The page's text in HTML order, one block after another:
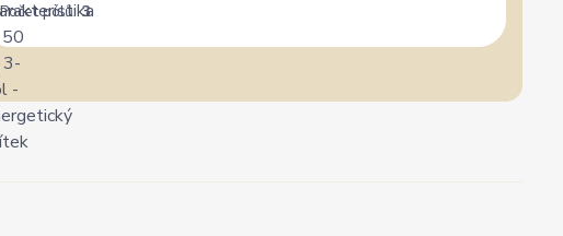
Počet pólů: 3